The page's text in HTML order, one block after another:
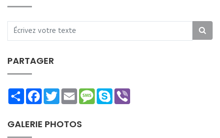
PARTAGER
ShareFacebookTwitterEmailMessage
Skype
GALERIE PHOTOS